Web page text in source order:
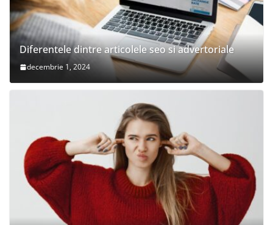
Diferentele dintre articolele seo si advertoriale
decembrie 1, 2024